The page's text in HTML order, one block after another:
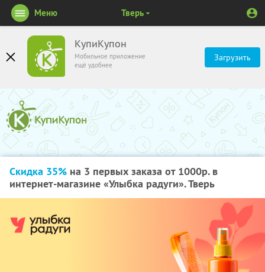
КупиКупон
Мобильное приложение
ещё удобнее
Загрузить
Меню Тверь
Скидка 35% на 3 первых заказа от 1000р. в
интернет-магазине «Улыбка радуги». Тверь